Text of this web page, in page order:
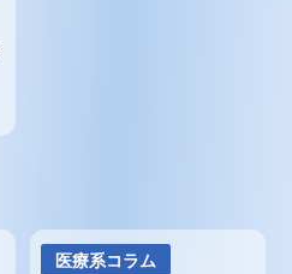
医療系コラム